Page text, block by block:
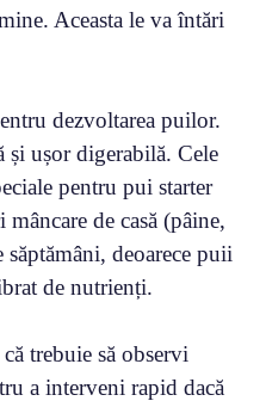
Aceasta le va întări
dezvoltarea puilor.
și ușor digerabilă. Cele
pentru pui starter
de casă (pâine,
deoarece puii
de nutrienți.
trebuie să observi
a interveni rapid dacă